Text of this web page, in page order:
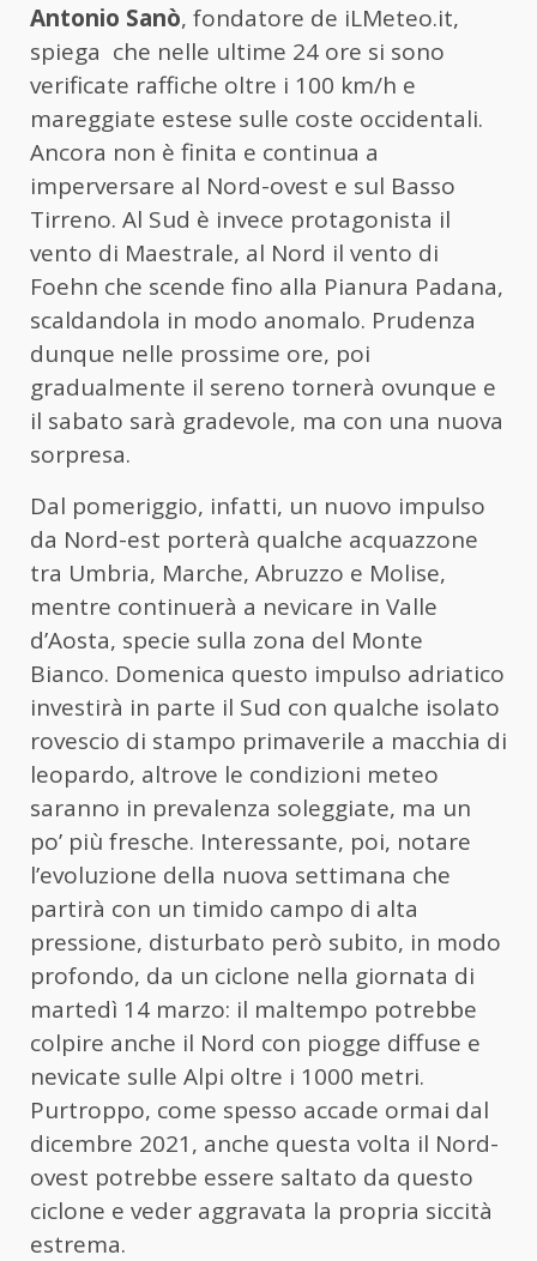
Antonio Sanò, fondatore de iLMeteo.it,
spiega che nelle ultime 24 ore si sono
verificate raffiche oltre i 100 km/h e
mareggiate estese sulle coste occidentali.
Ancora non è finita e continua a
imperversare al Nord-ovest e sul Basso
Tirreno. Al Sud è invece protagonista il
vento di Maestrale, al Nord il vento di
Foehn che scende fino alla Pianura Padana,
scaldandola in modo anomalo. Prudenza
dunque nelle prossime ore, poi
gradualmente il sereno tornerà ovunque e
il sabato sarà gradevole, ma con una nuova
sorpresa.
Dal pomeriggio, infatti, un nuovo impulso
da Nord-est porterà qualche acquazzone
tra Umbria, Marche, Abruzzo e Molise,
mentre continuerà a nevicare in Valle
d’Aosta, specie sulla zona del Monte
Bianco. Domenica questo impulso adriatico
investirà in parte il Sud con qualche isolato
rovescio di stampo primaverile a macchia di
leopardo, altrove le condizioni meteo
saranno in prevalenza soleggiate, ma un
po’ più fresche. Interessante, poi, notare
l’evoluzione della nuova settimana che
partirà con un timido campo di alta
pressione, disturbato però subito, in modo
profondo, da un ciclone nella giornata di
martedì 14 marzo: il maltempo potrebbe
colpire anche il Nord con piogge diffuse e
nevicate sulle Alpi oltre i 1000 metri.
Purtroppo, come spesso accade ormai dal
dicembre 2021, anche questa volta il Nord-
ovest potrebbe essere saltato da questo
ciclone e veder aggravata la propria siccità
estrema.